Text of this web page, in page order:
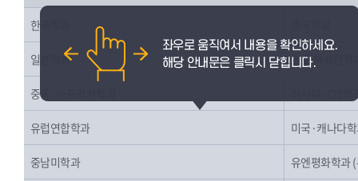
한국학과
일본학과 인도∙아세안학
중동·아프리카학과
유럽연합학과 미국·캐나다
중남미학과 유엔평화학과